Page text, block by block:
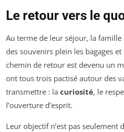
Le retour vers le
Au terme de leur séjour, la famille
des souvenirs plein les bagages
chemin de retour est devenu un
ont tous trois pactisé autour des
transmettre : la curiosité, le
l’ouverture d’esprit.
Leur objectif n’est pas seulement